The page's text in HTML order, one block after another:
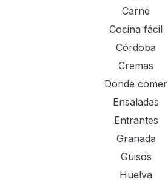
Carne
Cocina fácil
Córdoba
Cremas
Donde comer
Ensaladas
Entrantes
Granada
Guisos
Huelva